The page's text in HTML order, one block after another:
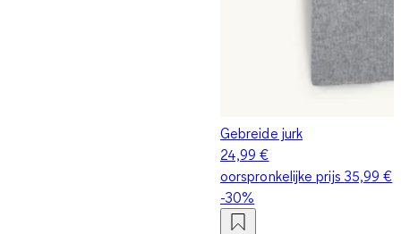
Gebreide jurk
24,99 €
oorspronkelijke prijs 35,99 €
-30%